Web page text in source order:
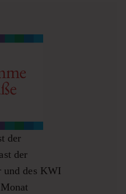
der
der
und des KWI